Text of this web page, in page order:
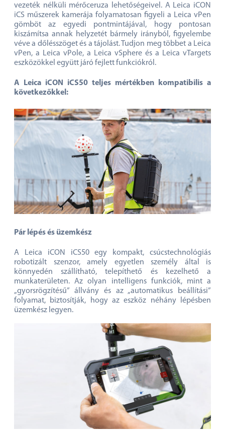
vezeték nélküli mérőceruza lehetőségeivel. A Leica iCON
iCS műszerek kamerája folyamatosan figyeli a Leica vPen
gömböt az egyedi pontmintájával, hogy pontosan
kiszámítsa annak helyzetét bármely irányból, figyelembe
véve a dőlésszöget és a tájolást. Tudjon meg többet a Leica
vPen, a Leica vPole, a Leica vSphere és a Leica vTargets
eszközökkel együtt járó fejlett funkciókról.
A Leica iCON iCS50 teljes mértékben kompatibilis a
következőkkel:
Pár lépés és üzemkész
A Leica iCON iCS50 egy kompakt, csúcstechnológiás
robotizált szenzor, amely egyetlen személy által is
könnyedén szállítható, telepíthető és kezelhető a
munkaterületen. Az olyan intelligens funkciók, mint a
„gyorsrögzítésű” állvány és az „automatikus beállítási”
folyamat, biztosítják, hogy az eszköz néhány lépésben
üzemkész legyen.